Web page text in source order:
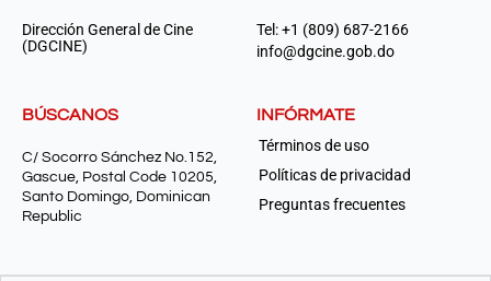
Dirección General de Cine
(DGCINE)
Tel: +1 (809) 687-2166
info@dgcine.gob.do
BÚSCANOS
C/ Socorro Sánchez No.152,
Gascue, Postal Code 10205,
Santo Domingo, Dominican
Republic
INFÓRMATE
Términos de uso
Políticas de privacidad
Preguntas frecuentes